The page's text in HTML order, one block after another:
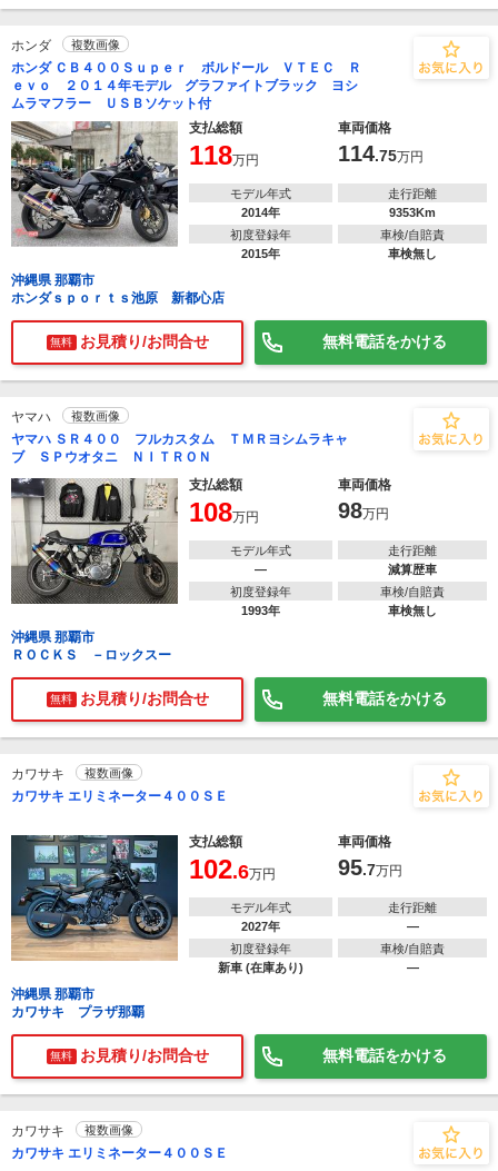
ホンダ 複数画像
ホンダ ＣＢ４００Ｓｕｐｅｒ ボルドール ＶＴＥＣ Ｒ
ｅｖｏ ２０１４年モデル グラファイトブラック ヨシ
ムラマフラー ＵＳＢソケット付
支払総額
車両価格
118万円 114.75万円
モデル年式
2014年
走行距離
9353Km
初度登録年
2015年
車検/自賠責
車検無し
沖縄県 那覇市
ホンダｓｐｏｒｔｓ池原 新都心店
無料 お見積り/お問合せ 無料電話をかける
ヤマハ 複数画像
ヤマハ ＳＲ４００ フルカスタム ＴＭＲヨシムラキャ
ブ ＳＰウオタニ ＮＩＴＲＯＮ
支払総額
車両価格
108万円 98万円
モデル年式
―
走行距離
減算歴車
初度登録年
1993年
車検/自賠責
車検無し
沖縄県 那覇市
ＲＯＣＫＳ －ロックスー
無料 お見積り/お問合せ 無料電話をかける
カワサキ 複数画像
カワサキ エリミネーター４００ＳＥ
支払総額 車両価格
102.6万円 95.7万円
モデル年式
2027年
走行距離
―
初度登録年
新車 (在庫あり)
車検/自賠責
―
沖縄県 那覇市
カワサキ プラザ那覇
無料 お見積り/お問合せ 無料電話をかける
カワサキ 複数画像
カワサキ エリミネーター４００ＳＥ